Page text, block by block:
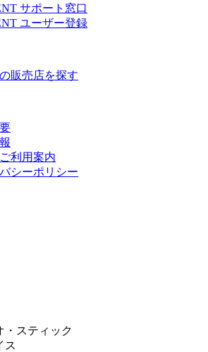
サポート窓口
ユーザー登録
販売店を探す
利用案内
シーポリシー
・スティック
ス